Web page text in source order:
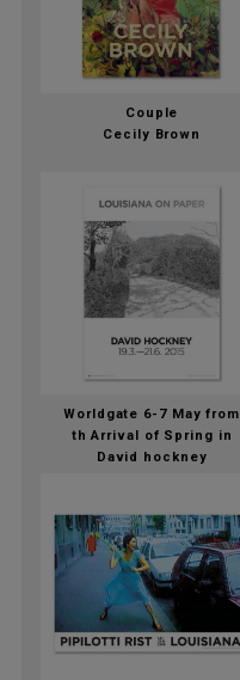
Couple
Cecily Brown
Worldgate 6-7 May from
th Arrival of Spring in
David hockney